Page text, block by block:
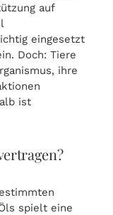
auf
eingesetzt
Doch: Tiere
ihre
ist
spielt eine